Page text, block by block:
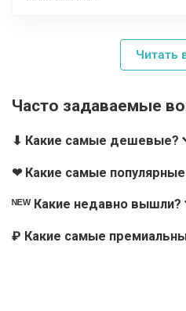
Читать
Часто задаваемые
⬇ Какие самые дешевые?
❤ Какие самые
ᴺᴱᵂ Какие недавно вышли?
₽ Какие самые